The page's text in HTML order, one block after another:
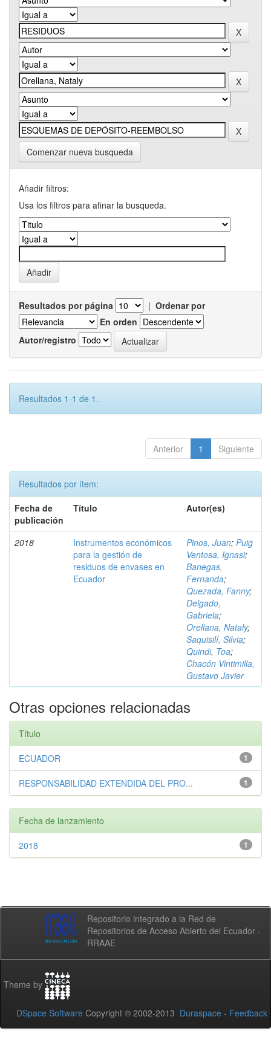
Comenzar nueva busqueda
Añadir filtros:
Usa los filtros para afinar la busqueda.
Resultados por página | Ordenar por
En orden
Autor/registro
Resultados 1-1 de 1.
Anterior 1 Siguiente
Resultados por ítem:
Fecha de
publicación
Título Autor(es)
2018
Instrumentos económicos
para la gestión de
residuos de envases en
Ecuador
Pinos, Juan; Puig
Ventosa, Ignasi;
Banegas,
Fernanda;
Quezada, Fanny;
Delgado,
Gabriela;
Orellana, Nataly;
Saquisilí, Silvia;
Quindi, Toa;
Chacón Vintimilla,
Gustavo Javier
Otras opciones relacionadas
Título
1
ECUADOR
1
RESPONSABILIDAD EXTENDIDA DEL PRO...
Fecha de lanzamiento
1
2018
Repositorio integrado a la Red de
Repositorios de Acceso Abierto del Ecuador -
RRAAE
Theme by
DSpace Software Copyright © 2002-2013 Duraspace - Feedback